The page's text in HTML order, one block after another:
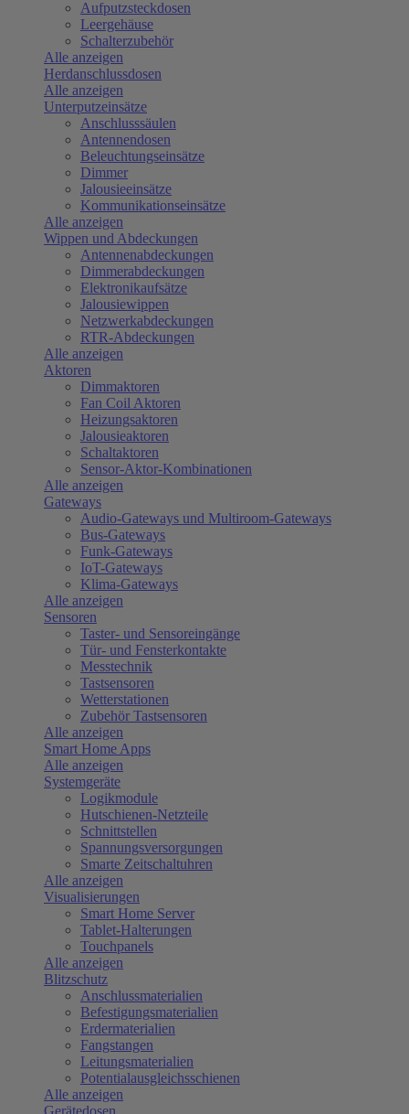
Aufputzsteckdosen
Leergehäuse
Schalterzubehör
Alle anzeigen
Herdanschlussdosen
Alle anzeigen
Unterputzeinsätze
Anschlusssäulen
Antennendosen
Beleuchtungseinsätze
Dimmer
Jalousieeinsätze
Kommunikationseinsätze
Alle anzeigen
Wippen und Abdeckungen
Antennenabdeckungen
Dimmerabdeckungen
Elektronikaufsätze
Jalousiewippen
Netzwerkabdeckungen
RTR-Abdeckungen
Alle anzeigen
Aktoren
Dimmaktoren
Fan Coil Aktoren
Heizungsaktoren
Jalousieaktoren
Schaltaktoren
Sensor-Aktor-Kombinationen
Alle anzeigen
Gateways
Audio-Gateways und Multiroom-Gateways
Bus-Gateways
Funk-Gateways
IoT-Gateways
Klima-Gateways
Alle anzeigen
Sensoren
Taster- und Sensoreingänge
Tür- und Fensterkontakte
Messtechnik
Tastsensoren
Wetterstationen
Zubehör Tastsensoren
Alle anzeigen
Smart Home Apps
Alle anzeigen
Systemgeräte
Logikmodule
Hutschienen-Netzteile
Schnittstellen
Spannungsversorgungen
Smarte Zeitschaltuhren
Alle anzeigen
Visualisierungen
Smart Home Server
Tablet-Halterungen
Touchpanels
Alle anzeigen
Blitzschutz
Anschlussmaterialien
Befestigungsmaterialien
Erdermaterialien
Fangstangen
Leitungsmaterialien
Potentialausgleichsschienen
Alle anzeigen